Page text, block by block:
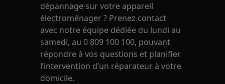
dépannage sur votre appareil
électroménager ? Prenez contact
avec notre équipe dédiée du lundi au
samedi, au 0 809 100 100, pouvant
répondre à vos questions et planifier
l’intervention d’un réparateur à votre
domicile.